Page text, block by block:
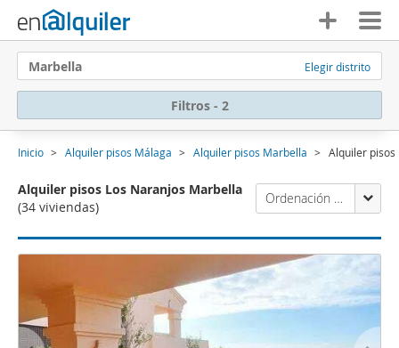
Marbella Elegir distrito
Filtros - 2
Inicio Alquiler pisos Málaga Alquiler pisos Marbella Alquiler
Alquiler pisos Los Naranjos Marbella
(34 viviendas)
Ordenación Enalquiler